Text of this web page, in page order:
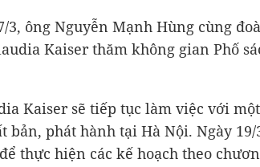
3, ông Nguyễn Mạnh Hùng cùng
Kaiser thăm không gian Phố
Kaiser sẽ tiếp tục làm việc với
bản, phát hành tại Hà Nội. Ngày 19/
để thực hiện các kế hoạch theo